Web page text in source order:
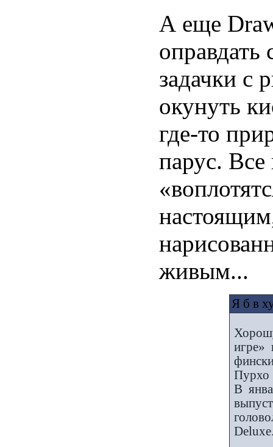
А еще
оправдать
задачки с
окунуть
где-то
парус.
живым...
Я б в
игре»
Пурхо
В